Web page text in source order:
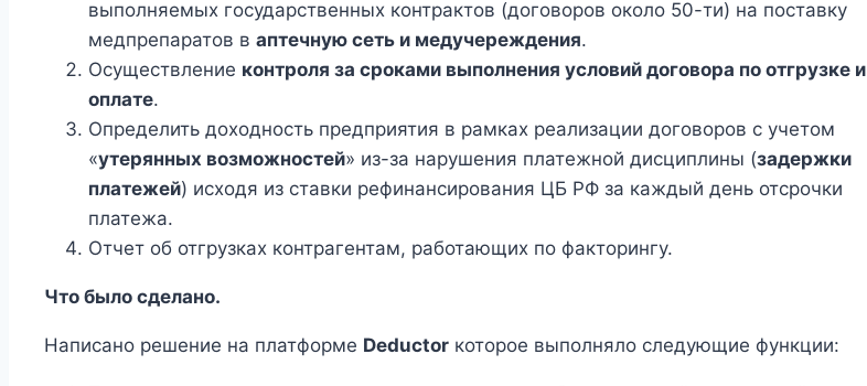
выполняемых государственных контрактов (договоров около 50-ти) на поставку
медпрепаратов в аптечную сеть и медучереждения.
Осуществление контроля за сроками выполнения условий договора по отгрузке и
оплате.
Определить доходность предприятия в рамках реализации договоров с учетом
«утерянных возможностей» из-за нарушения платежной дисциплины (задержки
платежей) исходя из ставки рефинансирования ЦБ РФ за каждый день отсрочки
платежа.
Отчет об отгрузках контрагентам, работающих по факторингу.
Что было сделано.
Написано решение на платформе Deductor которое выполняло следующие функции: